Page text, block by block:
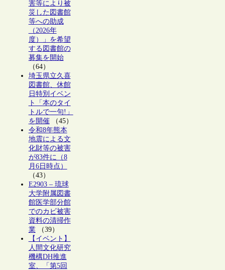
害等により被
災した図書館
等への助成
（2026年
度）」を希望
する図書館の
募集を開始
（64）
埼玉県立久喜
図書館、休館
日特別イベン
ト「本のタイ
トルで一句!」
を開催（45）
令和8年熊本
地震による文
化財等の被害
が83件に（8
月6日時点）
（43）
E2903 – 琉球
大学附属図書
館医学部分館
でのカビ被害
資料の清掃作
業（39）
【イベント】
人間文化研究
機構DH推進
室、「第5回